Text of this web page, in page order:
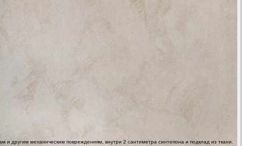
и другим механическим повреждениям, внутри 2 сантиметра синтепона и подклад из ткани.